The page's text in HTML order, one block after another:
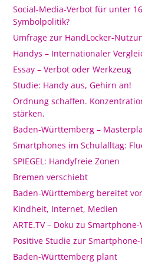
Social-Media-Verbot für unter
Symbolpolitik?
Umfrage zur HandLocker-
Handys – Internationaler
Essay – Verbot oder Werkzeug
Studie: Handy aus, Gehirn an!
Ordnung schaffen.
stärken.
Baden-Württemberg –
Smartphones im Schulalltag:
SPIEGEL: Handyfreie Zonen
Bremen verschiebt
Baden-Württemberg bereitet vor
Kindheit, Internet, Medien
ARTE.TV – Doku zu
Positive Studie zur
Baden-Württemberg plant